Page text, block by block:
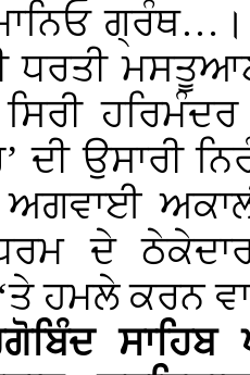
ਗ੍ਰੰਥ…।
ਧਰਤੀ
ਹਰਿਮੰਦਰ
ਦੀ ਉਸਾਰੀ
ਅਗਵਾਈ
ਦੇ
ਹਮਲੇ ਕਰਨ
ਸਾਹਿਬ